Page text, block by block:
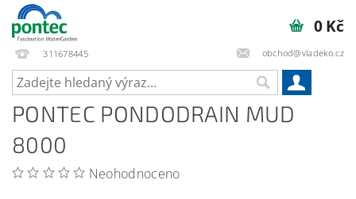
311678445 obchod@vladeko.cz
0 Kč
PONTEC PONDODRAIN MUD
8000
Neohodnoceno